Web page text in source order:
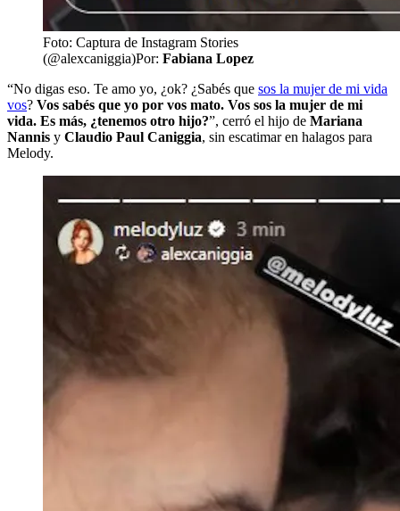
Foto: Captura de Instagram Stories
(@alexcaniggia)Por: Fabiana Lopez
“No digas eso. Te amo yo, ¿ok? ¿Sabés que sos la mujer de mi vida
vos? Vos sabés que yo por vos mato. Vos sos la mujer de mi
vida. Es más, ¿tenemos otro hijo?”, cerró el hijo de Mariana
Nannis y Claudio Paul Caniggia, sin escatimar en halagos para
Melody.